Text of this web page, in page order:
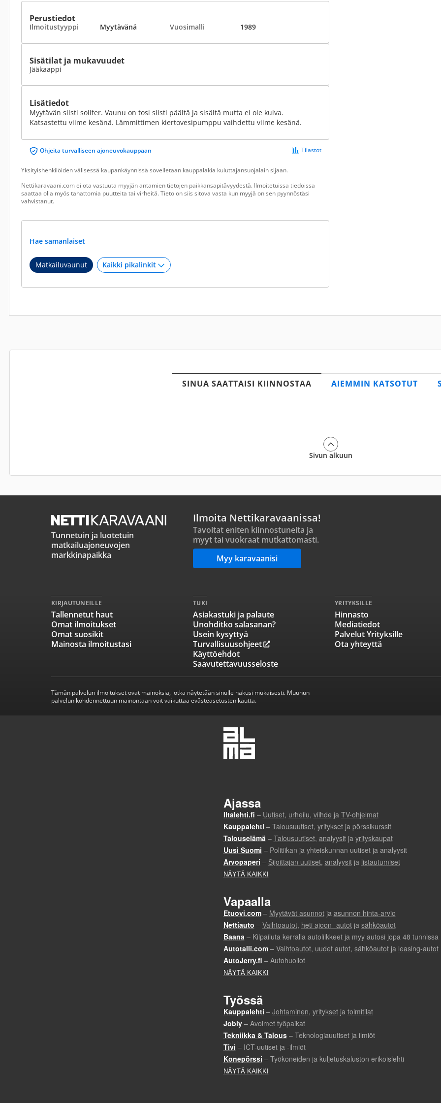
Perustiedot
Ilmoitustyyppi Myytävänä Vuosimalli 1989
Sisätilat ja mukavuudet
Jääkaappi
Lisätiedot
Myytävän siisti solifer. Vaunu on tosi siisti päältä ja sisältä mutta ei ole kuiva.
Katsastettu viime kesänä. Lämmittimen kiertovesipumppu vaihdettu viime kesänä.
Ohjeita turvalliseen ajoneuvokauppaan Tilastot
Yksityishenkilöiden välisessä kaupankäynnissä sovelletaan kauppalakia kuluttajansuojalain sijaan.
Nettikaravaani.com ei ota vastuuta myyjän antamien tietojen paikkansapitävyydestä. Ilmoitetuissa tiedoissa
saattaa olla myös tahattomia puutteita tai virheitä. Tieto on siis sitova vasta kun myyjä on sen pyynnöstäsi
vahvistanut.
Hae samanlaiset
Matkailuvaunut
SINUA SAATTAISI KIINNOSTAA AIEMMIN KATSOTUT
Sivun alkuun
Tunnetuin ja luotetuin
matkailuajoneuvojen
markkinapaikka
Ilmoita Nettikaravaanissa!
Tavoitat eniten kiinnostuneita ja
myyt tai vuokraat mutkattomasti.
Myy karavaanisi
KIRJAUTUNEILLE
Tallennetut haut
Omat ilmoitukset
Omat suosikit
Mainosta ilmoitustasi
TUKI
Asiakastuki ja palaute
Unohditko salasanan?
Usein kysyttyä
Turvallisuusohjeet
Käyttöehdot
Saavutettavuusseloste
YRITYKSILLE
Hinnasto
Mediatiedot
Palvelut Yrityksille
Ota yhteyttä
Tämän palvelun ilmoitukset ovat mainoksia, jotka näytetään sinulle hakusi mukaisesti. Muuhun
palvelun kohdennettuun mainontaan voit vaikuttaa evästeasetusten kautta.